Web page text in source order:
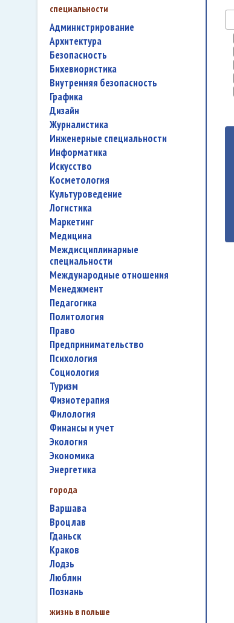
специальности
администрирование
архитектура
безопасность
бихевиористика
внутренняя безопасность
графика
дизайн
журналистика
инженерные специальности
информатика
искусство
косметология
культуроведение
логистика
маркетинг
медицина
междисциплинарные
специальности
международные отношения
менеджмент
педагогика
политология
право
предпринимательство
психология
социология
туризм
физиотерапия
филология
финансы и учет
экология
экономика
энергетика
города
Варшава
Вроцлав
Гданьск
Краков
Лодзь
Люблин
Познань
жизнь в польше